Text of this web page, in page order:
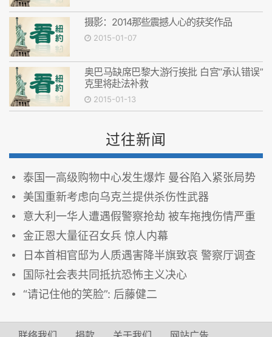
摄影：2014那些震撼人心的获奖作品
2015-01-07
奥巴马缺席巴黎大游行挨批 白宫“承认错误”
克里将赴法补救
2015-01-13
过往新闻
泰国一高级购物中心发生爆炸 曼谷陷入紧张局势
美国重新考虑向乌克兰提供杀伤性武器
意大利一华人遭遇假警察抢劫 被车拖拽伤情严重
金正恩大量征召女兵 惊人内幕
日本首相官邸为人质遇害降半旗致哀 警察厅调查
国际社会表共同抵抗恐怖主义决心
“请记住他的笑脸”: 后藤健二